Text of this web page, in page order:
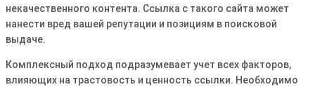
некачественного контента․ Ссылка с такого сайта может
нанести вред вашей репутации и позициям в поисковой
выдаче․
Комплексный подход подразумевает учет всех факторов,
влияющих на трастовость и ценность ссылки․ Необходимо